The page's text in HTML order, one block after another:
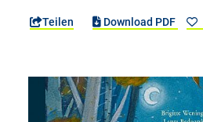
Teilen Download PDF